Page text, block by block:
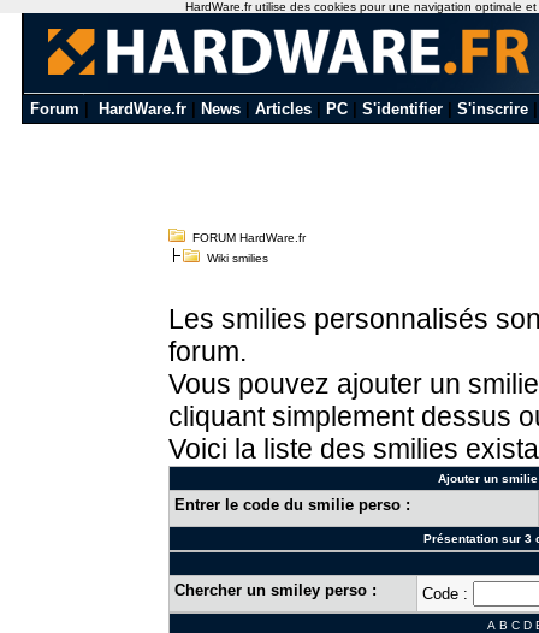
Forum HardWare.fr News Articles PC S'identifier S'inscrire
FORUM HardWare.fr
Wiki smilies
Les smilies personnalisés
forum.
Vous pouvez ajouter un
cliquant simplement dessus
Voici la liste des smilies
Ajouter un
Entrer le code du smilie perso :
Présentation sur 3
Chercher un smiley perso : Code :
A B C D
HardWare.fr utilise des cookies pour une navigation optimale